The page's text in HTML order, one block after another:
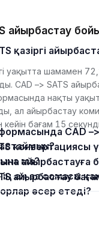
айырбастау
уақытта шамамен
CAD –> SATS
нақты
ал айырбастау
кейін бағам 15
ма?
ең аз сомасы
әсер етеді?